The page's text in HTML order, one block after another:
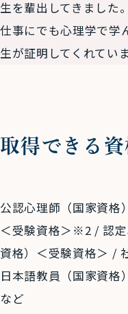
生を輩出してきました
仕事にでも心理学で学
生が証明してくれていま
取得できる資
公認心理師（国家資
＜受験資格＞※2 / 認
資格）＜受験資格＞ /
日本語教員（国家資
など